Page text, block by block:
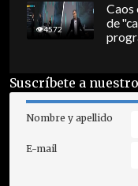
4572
Caos
de
Suscríbete a
Nombre y apellido
E-mail